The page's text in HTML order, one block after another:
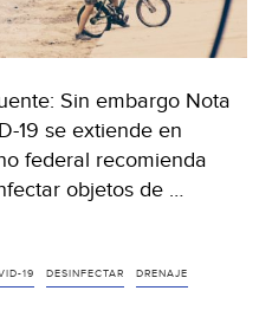
Sin embargo Nota
19 se extiende en
federal recomienda
objetos de …
19 DESINFECTAR DRENAJE